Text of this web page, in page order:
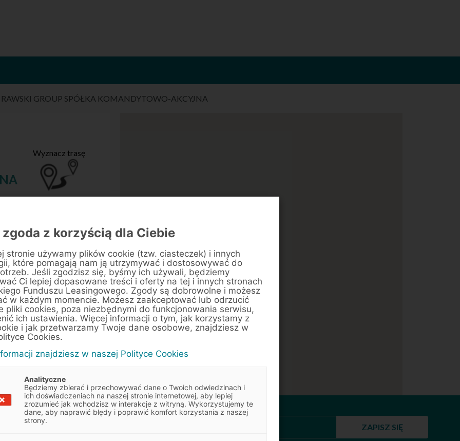
RAWSKI GROUP SPÓŁKA KOMANDYTOWO-AKCYJNA
Honda
Honda
Wyznacz trasę
które pomogą
ZAPISZ SIĘ
z korzyścią dla Ciebie
stronie używamy plików cookie (tzw. ciasteczek) i innych
które pomagają nam ją utrzymywać i dostosowywać do
Jeśli zgodzisz się, byśmy ich używali, będziemy
Ci lepiej dopasowane treści i oferty na tej i innych stronach
Funduszu Leasingowego. Zgody są dobrowolne i możesz
w każdym momencie. Możesz zaakceptować lub odrzucić
pliki cookies, poza niezbędnymi do funkcjonowania serwisu,
ich ustawienia. Więcej informacji o tym, jak korzystamy z
i jak przetwarzamy Twoje dane osobowe, znajdziesz w
Cookies.
znajdziesz w naszej Polityce Cookies
Analityczne
Będziemy zbierać i przechowywać dane o Twoich odwiedzinach i
ich doświadczeniach na naszej stronie internetowej, aby lepiej
zrozumieć jak wchodzisz w interakcje z witryną. Wykorzystujemy te
dane, aby naprawić błędy i poprawić komfort korzystania z naszej
strony.